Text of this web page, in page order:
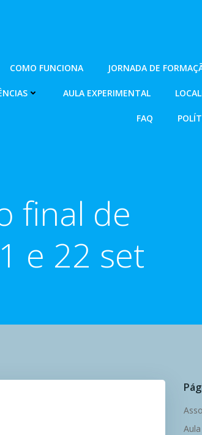
COMO FUNCIONA JORNADA DE
AULA EXPERIMENTAL
FAQ
final de
e 22 set